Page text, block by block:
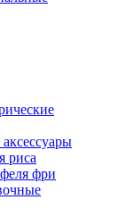
риса
фри